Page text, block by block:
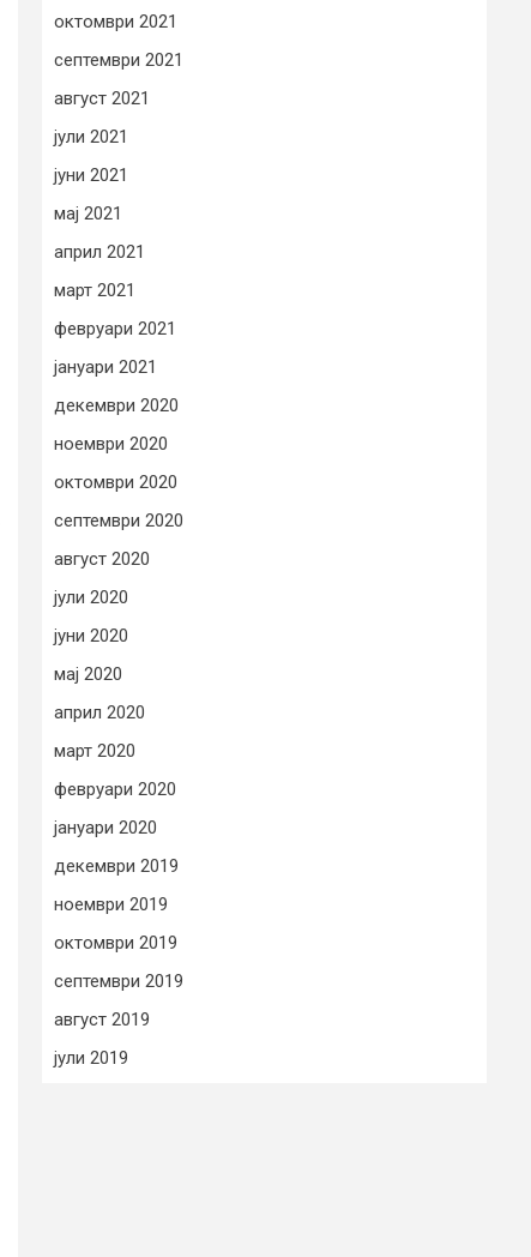
октомври 2021
септември 2021
август 2021
јули 2021
јуни 2021
мај 2021
април 2021
март 2021
февруари 2021
јануари 2021
декември 2020
ноември 2020
октомври 2020
септември 2020
август 2020
јули 2020
јуни 2020
мај 2020
април 2020
март 2020
февруари 2020
јануари 2020
декември 2019
ноември 2019
октомври 2019
септември 2019
август 2019
јули 2019